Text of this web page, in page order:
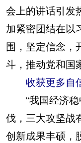
会上的讲话引发
加紧密团结在以
围，坚定信念，
斗，推动党和国
收获更多自
“我国经济稳
伐，三大攻坚战
创新成果丰硕，